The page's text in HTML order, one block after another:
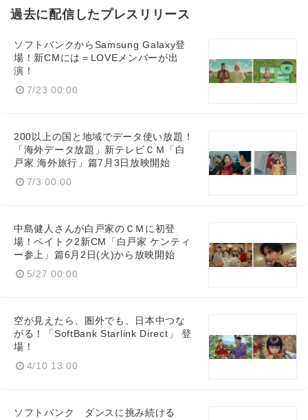
過去に配信したプレスリリース
ソフトバンクからSamsung Galaxy登
場！新CMには＝LOVEメンバーが出
演！
7/23 00:00
200以上の国と地域でデータ使い放題！
「海外データ放題」新テレビＣＭ「白
戸家 海外旅行」篇7月3日放映開始
7/3 00:00
中島健人さんが白戸家のＣＭに初登
場！ペイトク2新CM「白戸家 ケンティ
ー参上」篇6月2日(火)から放映開始
5/27 00:00
空が見えたら、圏外でも、日本中つな
がる！「SoftBank Starlink Direct」 登
場！
4/10 13:00
ソフトバンク ダンスに挑み続ける